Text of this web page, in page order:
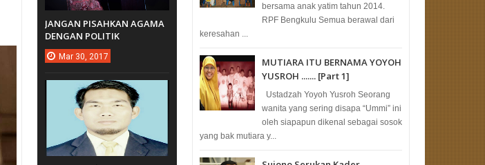
bersama anak yatim tahun 2014.
RPF Bengkulu Semua berawal dari
keresahan ...
MUTIARA ITU BERNAMA YOYOH
YUSROH ....... [Part 1]
Ustadzah Yoyoh Yusroh Seorang
wanita yang sering disapa “Ummi” ini
oleh siapapun dikenal sebagai sosok
yang bak mutiara y...
JANGAN PISAHKAN AGAMA
DENGAN POLITIK
Mar 30, 2017